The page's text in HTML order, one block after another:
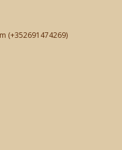
(+352691474269)